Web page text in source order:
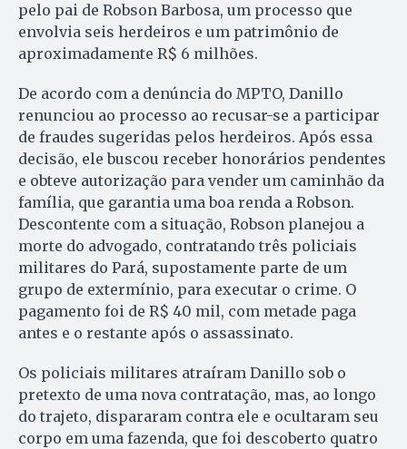
pelo pai de Robson Barbosa, um processo que
envolvia seis herdeiros e um patrimônio de
aproximadamente R$ 6 milhões.
De acordo com a denúncia do MPTO, Danillo
renunciou ao processo ao recusar-se a participar
de fraudes sugeridas pelos herdeiros. Após essa
decisão, ele buscou receber honorários pendentes
e obteve autorização para vender um caminhão da
família, que garantia uma boa renda a Robson.
Descontente com a situação, Robson planejou a
morte do advogado, contratando três policiais
militares do Pará, supostamente parte de um
grupo de extermínio, para executar o crime. O
pagamento foi de R$ 40 mil, com metade paga
antes e o restante após o assassinato.
Os policiais militares atraíram Danillo sob o
pretexto de uma nova contratação, mas, ao longo
do trajeto, dispararam contra ele e ocultaram seu
corpo em uma fazenda, que foi descoberto quatro